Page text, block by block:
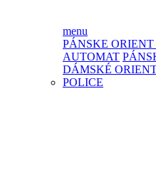
menu
PÁNSKE ORIENT
AUTOMAT
DÁMSKÉ
POLICE